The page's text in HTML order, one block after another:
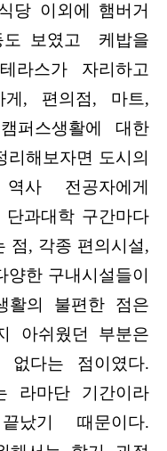
당 이외에 햄버거
도 보였고 케밥을
라스가 자리하고
게, 편의점, 마트,
퍼스생활에 대한
리해보자면 도시의
사 전공자에게
과대학 구간마다
점, 각종 편의시설,
한 구내시설들이
활의 불편한 점은
아쉬웠던 부분은
없다는 점이였다.
라마단 기간이라
났기 때문이다.